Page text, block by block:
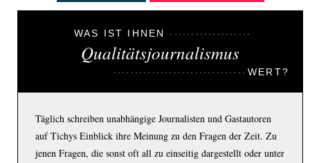
WAS IST IHNEN
Qualitätsjournalismus
WERT?
Täglich schreiben unabhängige Journalisten und Gastautoren
auf Tichys Einblick ihre Meinung zu den Fragen der Zeit. Zu
jenen Fragen, die sonst oft all zu einseitig dargestellt oder unter